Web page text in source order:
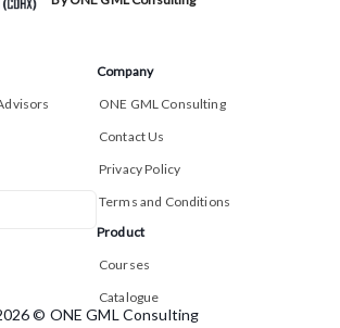
Company
ONE GML Consulting
Contact Us
Privacy Policy
Terms and Conditions
Product
Courses
Catalogue
© ONE GML Consulting